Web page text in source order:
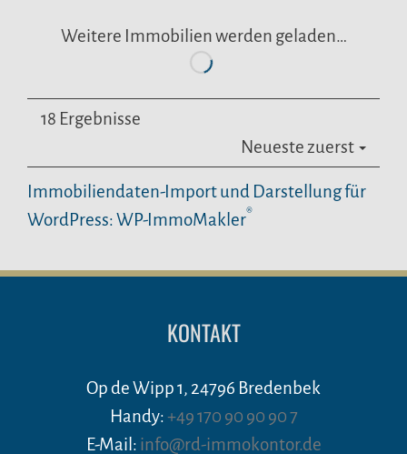
Weitere Immobilien werden geladen…
18 Ergebnisse
Neueste zuerst
Immobiliendaten-Import und Darstellung für
WordPress: WP-ImmoMakler®
KONTAKT
Op de Wipp 1, 24796 Bredenbek
Handy:+49 170 90 90 90 7
E-Mail: info@rd-immokontor.de